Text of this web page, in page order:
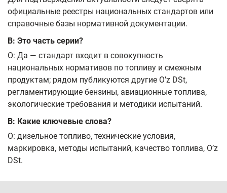
официальные реестры национальных стандартов или
справочные базы нормативной документации.
В: Это часть серии?
О: Да — стандарт входит в совокупность
национальных нормативов по топливу и смежным
продуктам; рядом публикуются другие O’z DSt,
регламентирующие бензины, авиационные топлива,
экологические требования и методики испытаний.
В: Какие ключевые слова?
О: дизельное топливо, технические условия,
маркировка, методы испытаний, качество топлива, O’z
DSt.